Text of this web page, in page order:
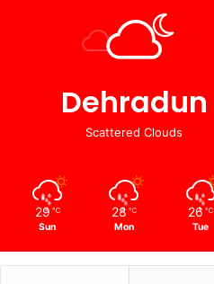
Dehradun
Scattered Clouds
29 ℃
Sun
28 ℃
Mon
26 ℃
Tue